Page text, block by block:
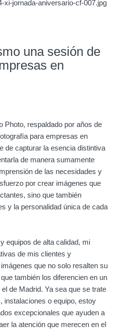
una sesión de
en
Photo, respaldado por años de
para empresas en
de capturar la esencia distintiva
de manera sumamente
de las necesidades y
por crear imágenes que
sino que también
y la personalidad única de cada
equipos de alta calidad, mi
de mis clientes y
que no solo resalten su
también los diferencien en un
de Madrid. Ya sea que se trate
instalaciones o equipo, estoy
excepcionales que ayuden a
la atención que merecen en el